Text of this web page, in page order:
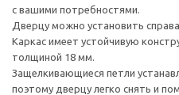
с вашими потребностями.
Дверцу можно установить справа
Каркас имеет устойчивую
толщиной 18 мм.
Защелкивающиеся петли
поэтому дверцу легко снять и